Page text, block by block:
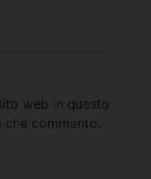
web in questo
commento.